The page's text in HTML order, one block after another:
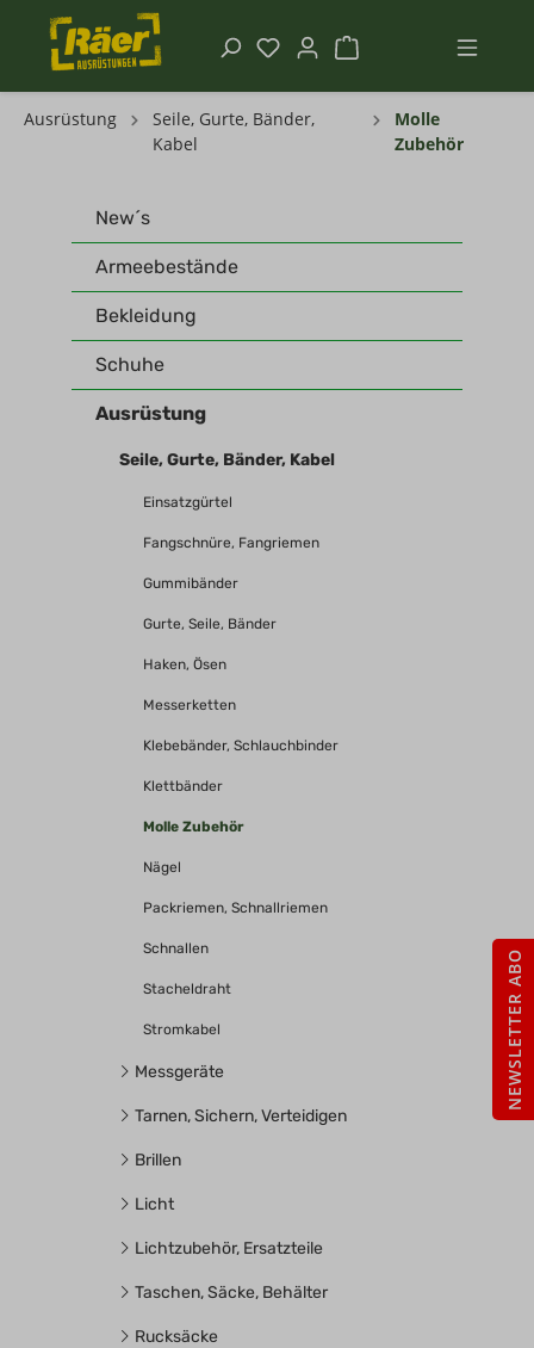
Ausrüstung
Seile, Gurte, Bänder,
Kabel
Molle
Zubehör
New´s
Armeebestände
Bekleidung
Schuhe
Ausrüstung
Seile, Gurte, Bänder, Kabel
Einsatzgürtel
Fangschnüre, Fangriemen
Gummibänder
Gurte, Seile, Bänder
Haken, Ösen
Messerketten
Klebebänder, Schlauchbinder
Klettbänder
Molle Zubehör
Nägel
Packriemen, Schnallriemen
Schnallen
Stacheldraht
Stromkabel
Messgeräte
Tarnen, Sichern, Verteidigen
Brillen
Licht
Lichtzubehör, Ersatzteile
Taschen, Säcke, Behälter
Rucksäcke
NEWSLETTER ABO